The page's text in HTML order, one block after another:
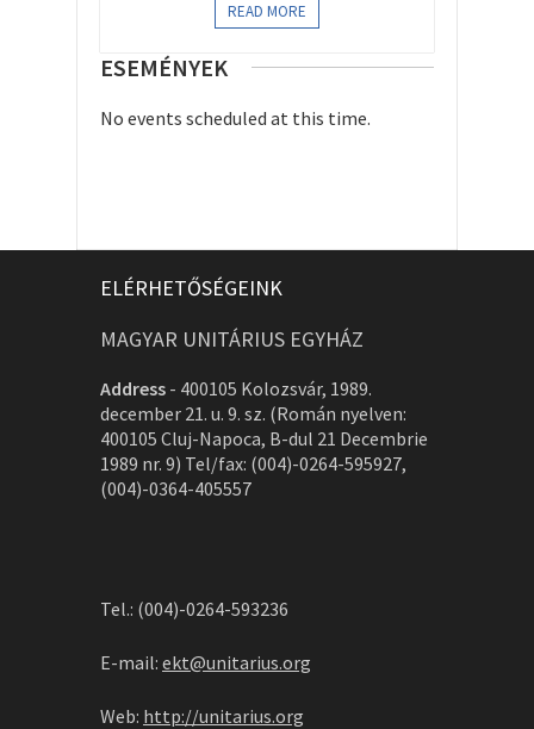
READ MORE
ESEMÉNYEK
No events scheduled at this time.
ELÉRHETŐSÉGEINK
MAGYAR UNITÁRIUS EGYHÁZ
Address - 400105 Kolozsvár, 1989.
december 21. u. 9. sz. (Román nyelven:
400105 Cluj-Napoca, B-dul 21 Decembrie
1989 nr. 9) Tel/fax: (004)-0264-595927,
(004)-0364-405557
Tel.: (004)-0264-593236
E-mail: ekt@unitarius.org
Web: http://unitarius.org